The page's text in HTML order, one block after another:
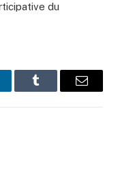
du
Tumblr Email